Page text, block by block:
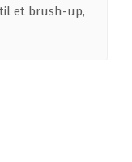
et brush-up,